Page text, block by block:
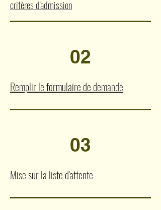
critères d'admission
02
Remplir le formulaire de demande
03
Mise sur la liste d'attente